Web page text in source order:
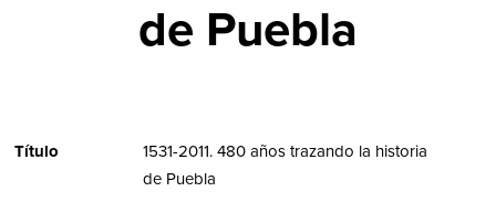
de Puebla
Título
1531-2011. 480 años trazando la historia
de Puebla